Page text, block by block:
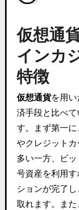
仮想通
インカ
特徴
仮想通貨を用い
済手段と比べ
す。まず第一
やクレジット
多い一方、ビ
号資産を利用
ションが完了
取れます。ま